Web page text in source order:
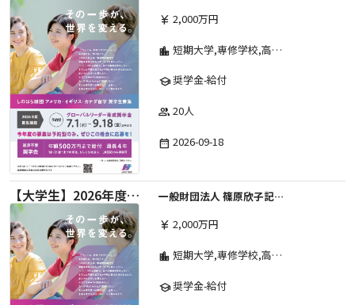
currency_yen 2,000万円
location_city 短期大学,専修学校,高等専門学校,その他,高等学校,大学院,大学
school奨学金-給付
group 20人
date_range 2026-09-18
【大学生】2026年度 しのはら財団 アメリカ・イギリス・カナダ英語留学奨学金
一般財団法人 篠原欣子記念財団 (海外留学奨学金グループ)
currency_yen 2,000万円
location_city 短期大学,専修学校,高等専門学校,その他,高等学校,大学院,大学
school奨学金-給付